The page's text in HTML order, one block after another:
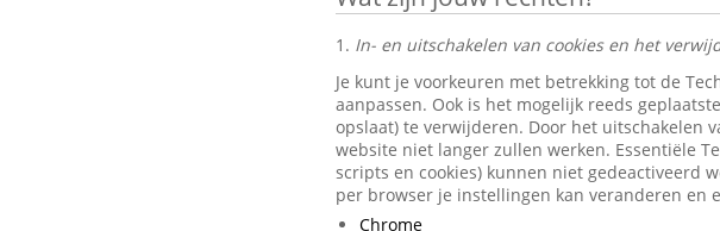
1. In- en uitschakelen van cookies en het
Je kunt je voorkeuren met betrekking tot de
aanpassen. Ook is het mogelijk reeds
opslaat) te verwijderen. Door het uitschakelen
website niet langer zullen werken. Essentiële
scripts en cookies) kunnen niet gedeactiveerd
per browser je instellingen kan veranderen en
Chrome